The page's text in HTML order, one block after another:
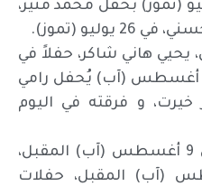
المهرجان في 12 يوليو (تموز) بحفل محمد منير،
(تموز).
هاني شاكر، حفلاً في
1 أغسطس (آب)، يليه في 2 أغسطس (آب) يُحفل رامي
و فرقته في اليوم
ويُحيي عمرو دياب، حفلاً في 9 أغسطس (آب) المقبل،
16 أغسطس (آب) المقبل، حفلات